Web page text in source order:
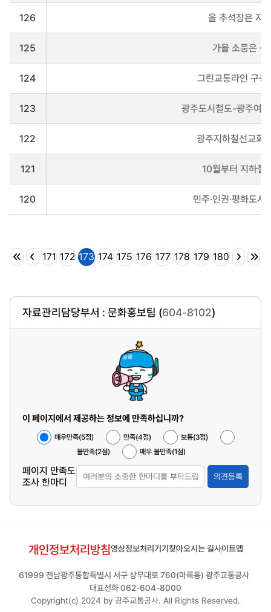
타
126 올 추석장은 지
125 가을 소풍은 신
124 그린교통라인 구축
123 광주도시철도-광주여
122 광주지하철선교회
121 10월부터 지하철
120 민주·인권·평화도
171 172 173 174 175 176 177 178 179 180
자료관리담당부서 : 문화홍보팀 (604-8102)
이 페이지에서 제공하는 정보에 만족하십니까?
매우만족(5점) 만족(4점)
보통(3점)
불만족(2점)
매우 불만족(1점)
페이지 만족도
조사 한마디
의견등록
개인정보처리방침영상정보처리기기 찾아오시는 길사이트맵
61999 전남광주통합특별시 서구 상무대로 760(마륵동) 광주교통공사
대표전화 062-604-8000
Copyright(c) 2024 by 광주교통공사. All Rights Reserved.